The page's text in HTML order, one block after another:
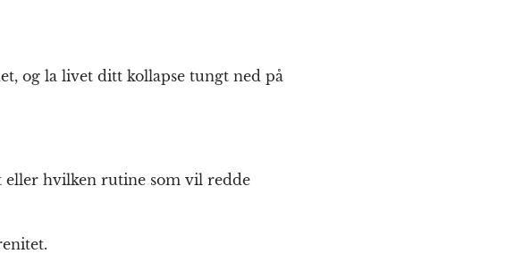
og la livet ditt kollapse tungt ned på
hvilken rutine som vil redde